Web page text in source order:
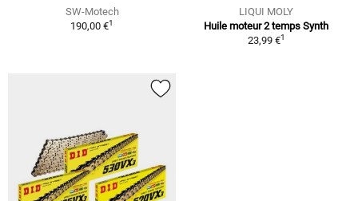
SW-Motech
190,00 €1
LIQUI MOLY
Huile moteur 2 temps Synth
23,99 €1